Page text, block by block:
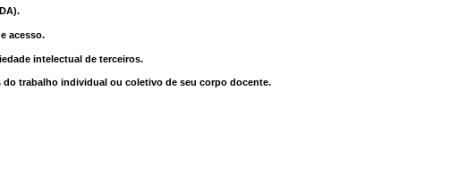
acesso.
intelectual de terceiros.
do trabalho individual ou coletivo de seu corpo docente.